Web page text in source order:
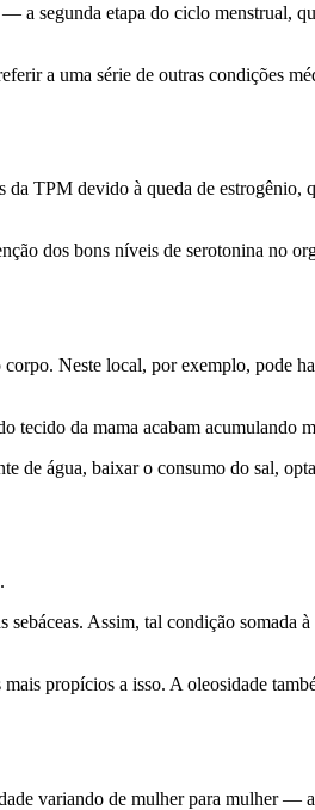
a segunda etapa do ciclo menstrual,
a uma série de outras condições
da TPM devido à queda de estrogênio,
dos bons níveis de serotonina no
Neste local, por exemplo, pode
tecido da mama acabam acumulando
de água, baixar o consumo do sal,
Assim, tal condição somada
propícios a isso. A oleosidade
variando de mulher para mulher —